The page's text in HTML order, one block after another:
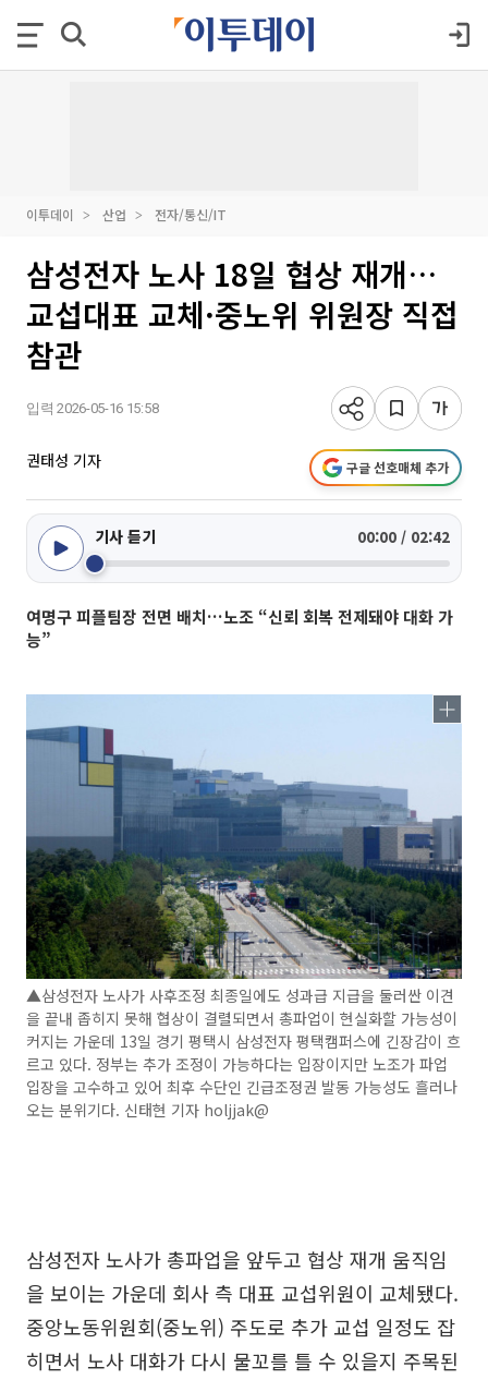
이투데이 산업 전자/통신/IT
삼성전자 노사 18일 협상 재개…
교섭대표 교체·중노위 위원장 직접
참관
입력 2026-05-16 15:58
권태성 기자 구글 선호매체 추가
기사 듣기 00:00 / 02:42
여명구 피플팀장 전면 배치…노조 “신뢰 회복 전제돼야 대화 가
능”
▲삼성전자 노사가 사후조정 최종일에도 성과급 지급을 둘러싼 이견
을 끝내 좁히지 못해 협상이 결렬되면서 총파업이 현실화할 가능성이
커지는 가운데 13일 경기 평택시 삼성전자 평택캠퍼스에 긴장감이 흐
르고 있다. 정부는 추가 조정이 가능하다는 입장이지만 노조가 파업
입장을 고수하고 있어 최후 수단인 긴급조정권 발동 가능성도 흘러나
오는 분위기다. 신태현 기자 holjjak@
삼성전자 노사가 총파업을 앞두고 협상 재개 움직임
을 보이는 가운데 회사 측 대표 교섭위원이 교체됐다.
중앙노동위원회(중노위) 주도로 추가 교섭 일정도 잡
히면서 노사 대화가 다시 물꼬를 틀 수 있을지 주목된